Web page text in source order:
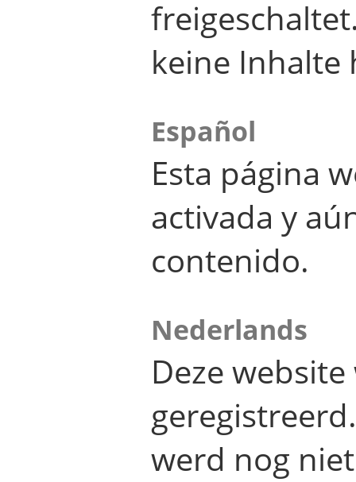
keine Inhalte
Español
Esta página
activada y
contenido.
Nederlands
Deze
werd nog